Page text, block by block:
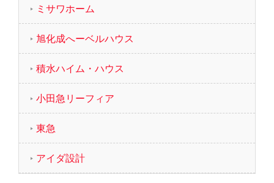
ミサワホーム
旭化成へーベルハウス
積水ハイム・ハウス
小田急リーフィア
東急
アイダ設計